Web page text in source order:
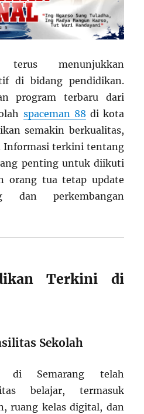
menunjukkan
di bidang pendidikan.
program terbaru dari
spaceman 88 di kota
semakin berkualitas,
Informasi terkini tentang
penting untuk diikuti
orang tua tetap update
dan perkembangan
Terkini di
Sekolah
di Semarang telah
belajar, termasuk
ruang kelas digital, dan